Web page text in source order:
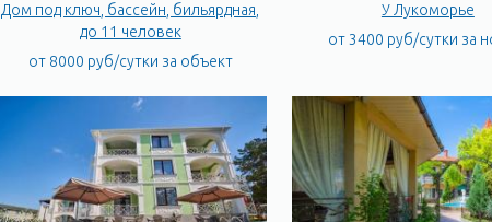
Дом под ключ, бассейн, бильярдная,
до 11 человек
от 8000 руб/сутки за объект
У Лукоморье
от 3400 руб/сутки за